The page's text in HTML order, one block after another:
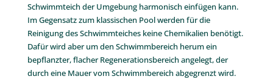
Schwimmteich der Umgebung harmonisch einfügen kann.
Im Gegensatz zum klassischen Pool werden für die
Reinigung des Schwimmteiches keine Chemikalien benötigt.
Dafür wird aber um den Schwimmbereich herum ein
bepflanzter, flacher Regenerationsbereich angelegt, der
durch eine Mauer vom Schwimmbereich abgegrenzt wird.